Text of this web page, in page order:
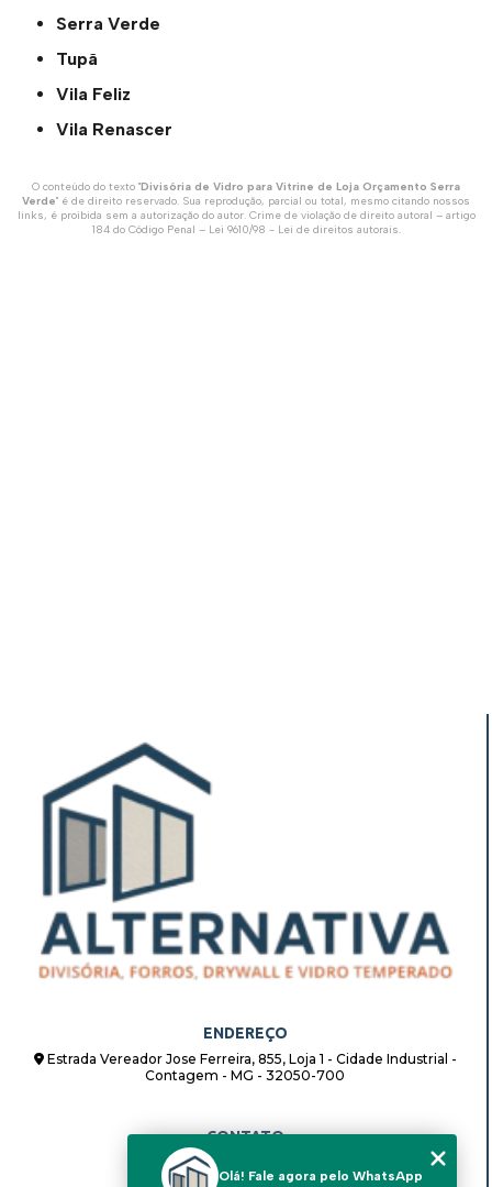
Serra Verde
Tupã
Vila Feliz
Vila Renascer
O conteúdo do texto "Divisória de Vidro para Vitrine de Loja Orçamento Serra
Verde" é de direito reservado. Sua reprodução, parcial ou total, mesmo citando nossos
links, é proibida sem a autorização do autor. Crime de violação de direito autoral – artigo
184 do Código Penal – Lei 9610/98 - Lei de direitos autorais
ENDEREÇO
Estrada Vereador Jose Ferreira, 855, Loja 1 - Cidade Industrial -
Contagem - MG - 32050-700
CONTATO
(31) 98862-8408
Olá! Fale agora pelo WhatsApp